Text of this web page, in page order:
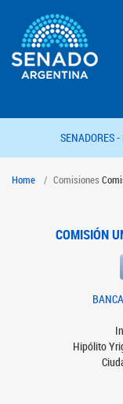
SENADORES -
Home Comisiones
COMISIÓN
Hipólito